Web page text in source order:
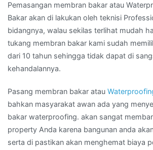
Pemasangan membran bakar atau
Bakar akan di lakukan oleh teknisi
bidangnya, walau sekilas terlihat mudah
tukang membran bakar kami sudah
dari 10 tahun sehingga tidak dapat di
kehandalannya.
Pasang membran bakar atau
bahkan masyarakat awan ada yang
bakar waterproofing. akan sangat
property Anda karena bangunan anda
serta di pastikan akan menghemat biaya